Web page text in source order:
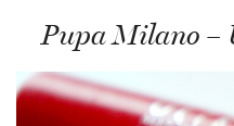
Pupa Milano –